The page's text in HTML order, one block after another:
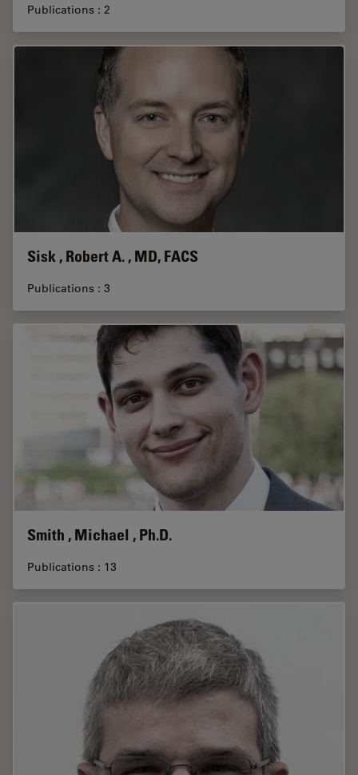
Publications : 2
Sisk , Robert A. , MD, FACS
Publications : 3
Smith , Michael , Ph.D.
Publications : 13